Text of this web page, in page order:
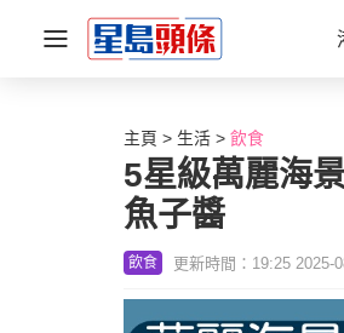
主頁 生活 飲食
5星級萬麗海
魚子醬
飲食 更新時間：19:25 2025-